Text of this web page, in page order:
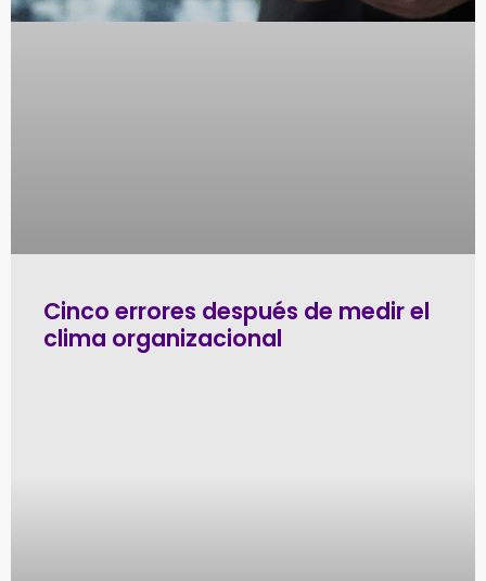
Cinco errores después de medir el
clima organizacional